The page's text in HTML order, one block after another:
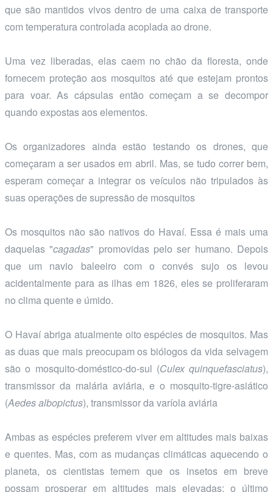
que são mantidos vivos dentro de uma caixa de transporte
com temperatura controlada acoplada ao drone.
Uma vez liberadas, elas caem no chão da floresta, onde
fornecem proteção aos mosquitos até que estejam prontos
para voar. As cápsulas então começam a se decompor
quando expostas aos elementos.
Os organizadores ainda estão testando os drones, que
começaram a ser usados em abril. Mas, se tudo correr bem,
esperam começar a integrar os veículos não tripulados às
suas operações de supressão de mosquitos
Os mosquitos não são nativos do Havaí. Essa é mais uma
daquelas "cagadas" promovidas pelo ser humano. Depois
que um navio baleeiro com o convés sujo os levou
acidentalmente para as ilhas em 1826, eles se proliferaram
no clima quente e úmido.
O Havaí abriga atualmente oito espécies de mosquitos. Mas
as duas que mais preocupam os biólogos da vida selvagem
são o mosquito-doméstico-do-sul (Culex quinquefasciatus),
transmissor da malária aviária, e o mosquito-tigre-asiático
(Aedes albopictus), transmissor da varíola aviária
Ambas as espécies preferem viver em altitudes mais baixas
e quentes. Mas, com as mudanças climáticas aquecendo o
planeta, os cientistas temem que os insetos em breve
possam prosperar em altitudes mais elevadas: o último